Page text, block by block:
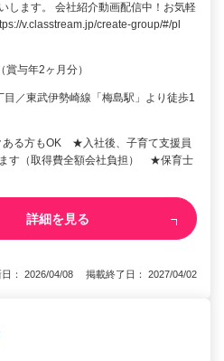
します。 会社紹介動画配信中！お気軽
v.classtream.jp/create-group/#/pl
与年2ヶ月分）
／東武伊勢崎線「梅島駅」より徒歩1
ある方もOK ★入社後、子育て支援員
す（取得費全額会社負担） ★保育士
詳細を見る
日： 2026/04/08 掲載終了日： 2027/04/02